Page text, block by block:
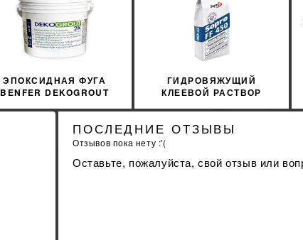
КУПИТЬ
ЭПОКСИДНАЯ ФУГА
BENFER DEKOGROUT
ГИДРОВЯЖУЩИЙ
КЛЕЕВОЙ РАСТВОР
ПОСЛЕДНИЕ ОТЗЫВЫ
Отзывов пока нету :'(
Оставьте, пожалуйста, свой отзыв или